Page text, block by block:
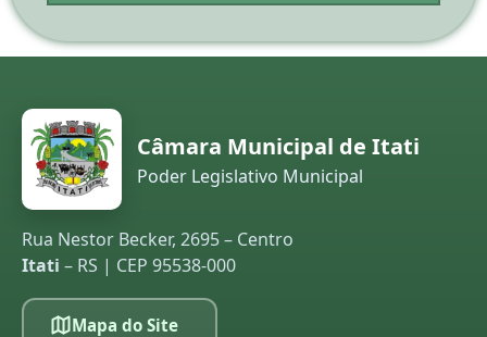
Câmara Municipal de Itati
Poder Legislativo Municipal
Rua Nestor Becker, 2695 – Centro
Itati – RS | CEP 95538-000
Mapa do Site